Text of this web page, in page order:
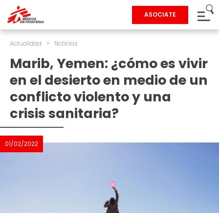
ASOCIATE
Actualidad > Noticias
Marib, Yemen: ¿cómo es vivir
en el desierto en medio de un
conflicto violento y una
crisis sanitaria?
01/02/2022